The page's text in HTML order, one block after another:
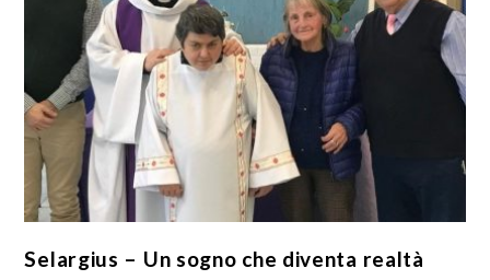
Selargius – Un sogno che diventa realtà